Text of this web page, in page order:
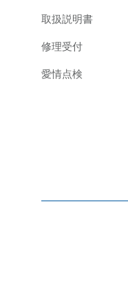
取扱説明書
修理受付
愛情点検